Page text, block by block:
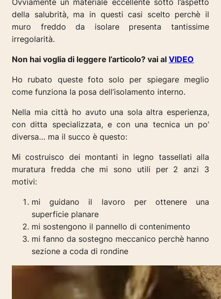
Ovviamente un materiale eccellente sotto l’aspetto
della salubrità, ma in questi casi scelto perchè il
muro freddo da isolare presenta tantissime
irregolarità.
Non hai voglia di leggere l’articolo? vai al VIDEO
Ho rubato queste foto solo per spiegare meglio
come funziona la posa dell’isolamento interno.
Nella mia città ho avuto una sola altra esperienza,
con ditta specializzata, e con una tecnica un po’
diversa… ma il succo è questo:
Mi costruisco dei montanti in legno tassellati alla
muratura fredda che mi sono utili per 2 anzi 3
motivi:
mi guidano il lavoro per ottenere una
superficie planare
mi sostengono il pannello di contenimento
mi fanno da sostegno meccanico perchè hanno
sezione a coda di rondine